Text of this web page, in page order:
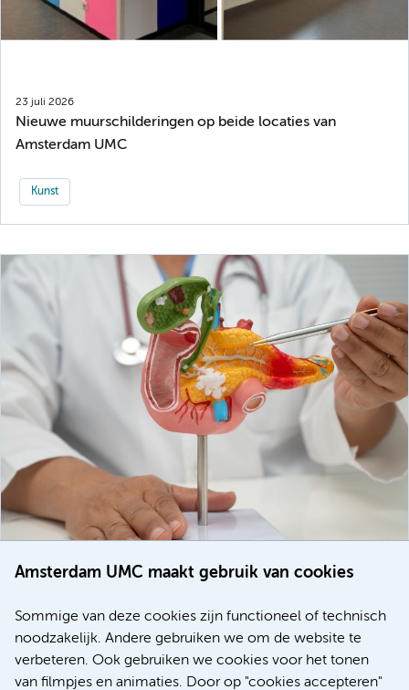
Amsterdam UMC maakt gebruik van cookies
Sommige van deze cookies zijn functioneel of technisch
noodzakelijk. Andere gebruiken we om de website te
verbeteren. Ook gebruiken we cookies voor het tonen
van filmpjes en animaties. Door op "cookies accepteren"
23 juli 2026
Nieuwe muurschilderingen op beide locaties van
Amsterdam UMC
Kunst
voor patiënten met alvleesklierkanker verbeteren